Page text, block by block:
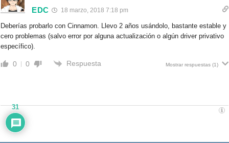
EDC 18 marzo, 2018 7:18 pm
Deberías probarlo con Cinnamon. Llevo 2 años usándolo, bastante estable y
cero problemas (salvo error por alguna actualización o algún driver privativo
específico).
0 0 Respuesta Mostrar respuestas (1)
31